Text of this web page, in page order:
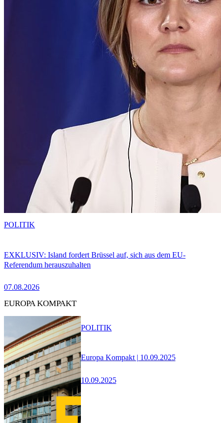
EXKLUSIV: Island fordert Brüssel auf, sich aus dem EU-
Referendum herauszuhalten
07.08.2026
POLITIK
EUROPA KOMPAKT
Europa Kompakt | 10.09.2025
10.09.2025
POLITIK